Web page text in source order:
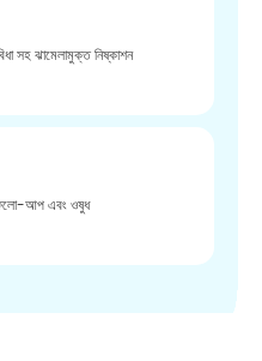
সহ ঝামেলামুক্ত নিষ্কাশন
ফলো-আপ এবং ওষুধ